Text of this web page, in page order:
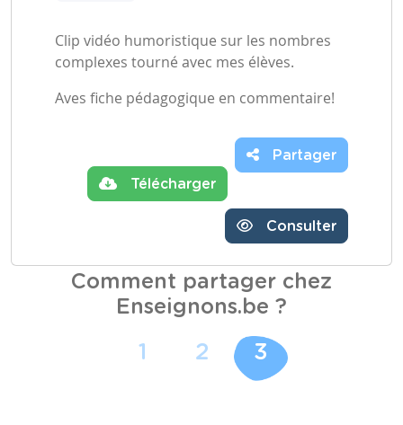
Clip vidéo humoristique sur les nombres
complexes tourné avec mes élèves.
Aves fiche pédagogique en commentaire!
Télécharger
Partager
Consulter
Comment partager chez
Enseignons.be ?
1 2 3